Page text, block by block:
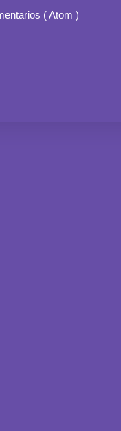
( Atom )